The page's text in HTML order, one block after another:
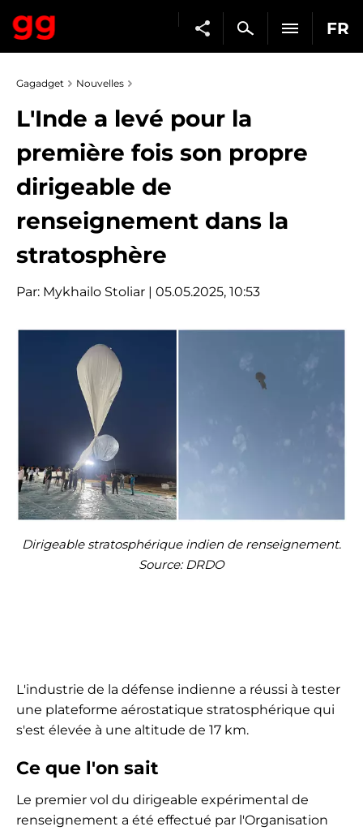
FR
Gagadget Nouvelles
L'Inde a levé pour la
première fois son propre
dirigeable de
renseignement dans la
stratosphère
Par: Mykhailo Stoliar | 05.05.2025, 10:53
Dirigeable stratosphérique indien de renseignement.
Source: DRDO
L'industrie de la défense indienne a réussi à tester
une plateforme aérostatique stratosphérique qui
s'est élevée à une altitude de 17 km.
Ce que l'on sait
Le premier vol du dirigeable expérimental de
renseignement a été effectué par l'Organisation